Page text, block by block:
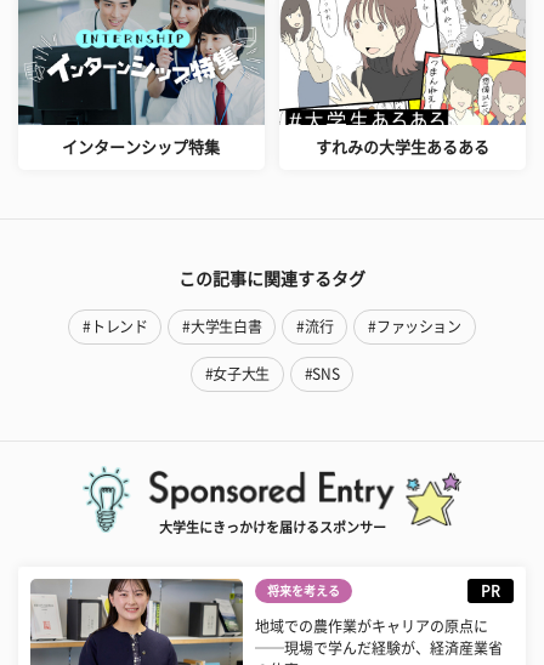
インターンシップ特集 すれみの大学生あるある
この記事に関連するタグ
#トレンド #大学生白書 #流行 #ファッション
#女子大生 #SNS
大学生にきっかけを届けるスポンサー
将来を考える PR
地域での農作業がキャリアの原点に
──現場で学んだ経験が、経済産業省